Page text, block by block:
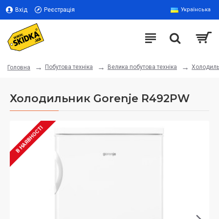
Вхід Реєстрація Українська
Головна Побутова техніка Велика побутова техніка
Холодильник Gorenje R492PW
В НАЯВНОСТІ